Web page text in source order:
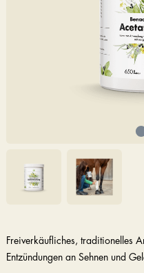
Freiverkäufliches, traditionelles
Entzündungen an Sehnen und